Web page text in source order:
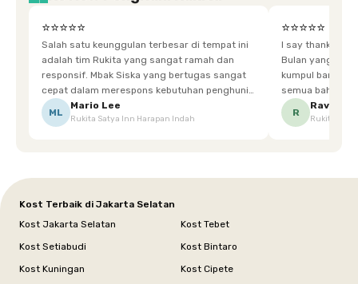
⭐⭐⭐⭐⭐
Salah satu keunggulan terbesar di tempat ini
adalah tim Rukita yang sangat ramah dan
responsif. Mbak Siska yang bertugas sangat
cepat dalam merespons kebutuhan penghuni.
Ketika saya meminta keset karena sempat
terpeleset, permintaan tersebut langsung
ML
Mario Lee
Rukita Satya Inn Harapan Indah
⭐⭐⭐⭐⭐
I say thankyou
Bulan yang super happy! banyak
kumpul bareng
semua bahagia
mgkn saran dari air aja & kebersihan lebih di
R
Ravena
Rukita
Kost Terbaik di Jakarta Selatan
Kost Jakarta Selatan
Kost Tebet
Kost Setiabudi
Kost Bintaro
Kost Kuningan
Kost Cipete